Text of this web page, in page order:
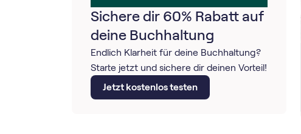
Sichere dir 60% Rabatt auf
deine Buchhaltung
Endlich Klarheit für deine Buchhaltung?
Starte jetzt und sichere dir deinen Vorteil!
Jetzt kostenlos testen